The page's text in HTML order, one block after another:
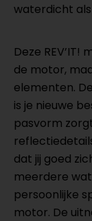
waterdicht
Deze
de motor,
elementen.
is je nieuwe
pasvorm
dat jij goed
meerdere
persoonlijke
motor. De